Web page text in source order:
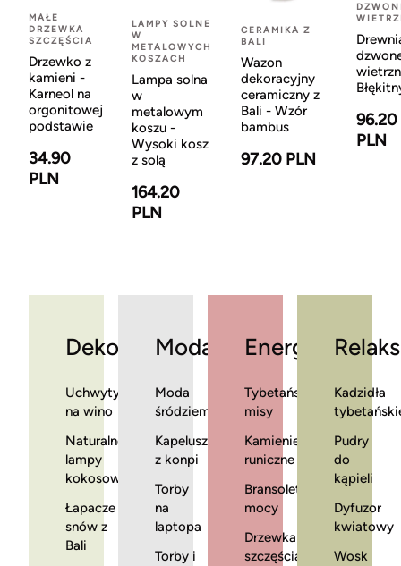
MAŁE
DRZEWKA
SZCZĘŚCIA
Drzewko z
kamieni -
Karneol na
orgonitowej
podstawie
34.90
PLN
LAMPY SOLNE
W
METALOWYCH
KOSZACH
Lampa solna
w
metalowym
koszu -
Wysoki kosz
z solą
164.20
PLN
CERAMIKA Z
BALI
Wazon
dekoracyjny
ceramiczny z
Bali - Wzór
bambus
97.20 PLN
96.20
PLN
Dekoracje
Uchwyty
na wino
Naturalne
lampy
kokosowe
Łapacze
snów z
Bali
Moda
Moda
śródziemnomorska
Kapelusze
z konpi
Torby
na
laptopa
Torby i
Energia
Tybetańskie
misy
Kamienie
runiczne
Bransoletki
mocy
Drzewka
szczęścia
Relaks
Kadzidła
Pudry
do
kąpieli
Dyfuzor
kwiatowy
Wosk